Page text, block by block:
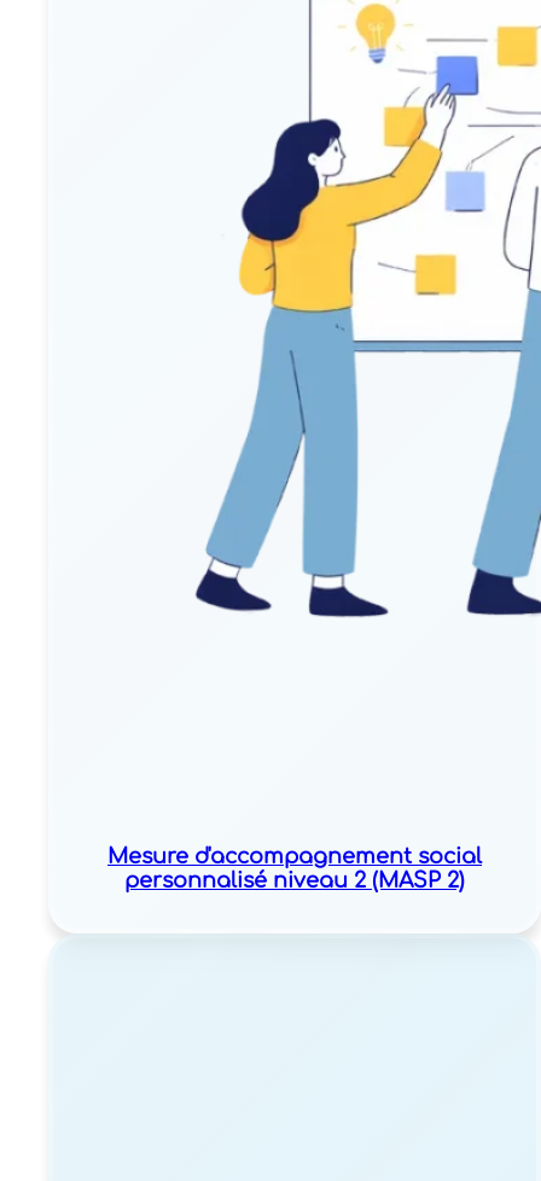
Mesure d'accompagnement social
personnalisé niveau 2 (MASP 2)